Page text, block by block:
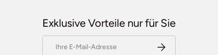
Exklusive Vorteile nur für Sie
Abonnieren